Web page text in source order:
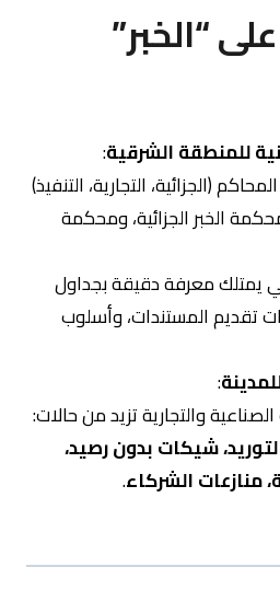
“الخبر”
للمنطقة الشرقية:
(الجزائية، التجارية، التنفيذ)
محكمة الخبر الجزائية، ومحكمة
يمتلك معرفة دقيقة بجداول
تقديم المستندات، وأسلوب
:
والتجارية تزيد من حالات:
شيكات بدون رصيد،
منازعات الشركاء.